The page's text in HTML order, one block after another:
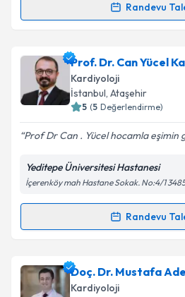
Randevu
takvim hazırlandığında e-
E-posta Adresiniz
Kişisel verilerimin
Metni'ni okudum ve
kapsamda işlenmesini
Takvim
Prof. Dr. Can Yücel
Kardiyoloji
İstanbul, Ataşehir
5 (5 Değerlendirme)
Prof Dr Can . Yücel hocamla eşimin
Yeditepe Üniversitesi Hastanesi
İçerenköy mah Hastane Sokak. No:4/1
Randevu
Randevu Takvimi Talebi
Prof. Dr. Can Yücel Karabay
talebi oluşturun. Size bu
Doç. Dr. Mustafa
Kardiyoloji